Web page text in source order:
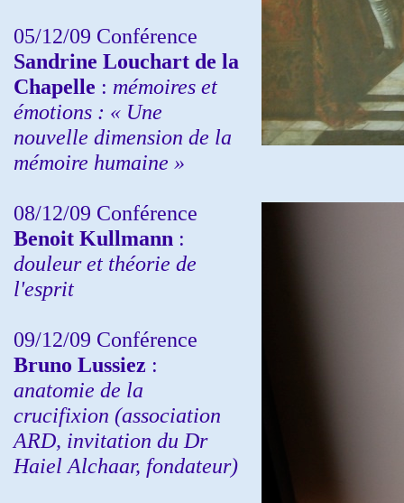
05/12/09 Conférence
Sandrine Louchart de la
Chapelle : mémoires et
émotions : « Une
nouvelle dimension de la
mémoire humaine »
08/12/09 Conférence
Benoit Kullmann :
douleur et théorie de
l'esprit
09/12/09 Conférence
Bruno Lussiez :
anatomie de la
crucifixion (association
ARD, invitation du Dr
Haiel Alchaar, fondateur)